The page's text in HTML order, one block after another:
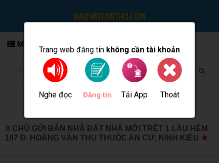
Trang web đăng tin không cần tài khoản
Nghe đọc Đăng tin Tải App Thoát
MENU
A CHỦ GỬI BÁN NHÀ ĐẤT NHÀ MỚI TRỆT 1 LẦU HẺM
107 Đ. HOÀNG VĂN THỤ THUỘC AN CƯ, NINH KIỀU ★